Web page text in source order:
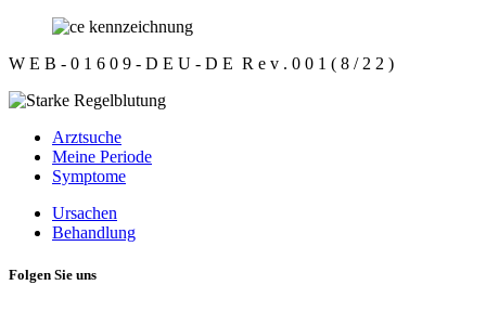
W E B - 0 1 6 0 9 - D E U - D E R e v . 0 0 1 ( 8 / 2 2 )
Arztsuche
Meine Periode
Symptome
Ursachen
Behandlung
Folgen Sie uns